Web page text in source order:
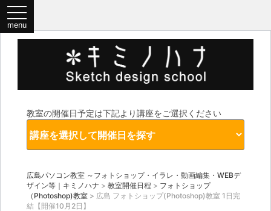
教室の開催日予定は下記より講座をご選択ください
広島パソコン教室 ～フォトショップ・イラレ・動画編集・WEBデ
ザイン等｜キミノハナ > 教室開催日程 > フォトショップ
（Photoshop)教室 > 広島 フォトショップ(Photoshop)教室 1日完
結【開催10月2日】